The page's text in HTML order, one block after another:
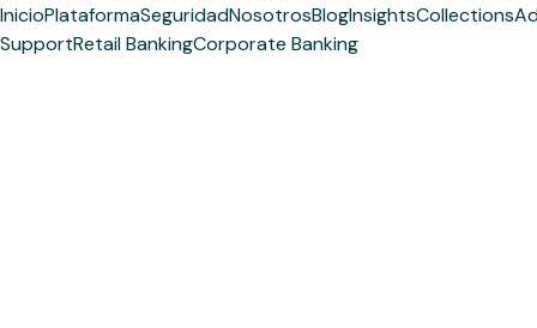
InicioPlataformaSeguridadNosotrosBlogInsightsCollections
SupportRetail BankingCorporate Banking